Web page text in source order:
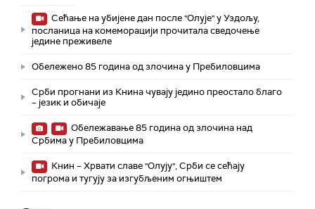
Сећање на убијене дан после "Олује" у Уздољу,
посланица на комеморацији прочитала сведочење
једине преживеле
Обележено 85 година од злочина у Пребиловцима
Срби прогнани из Книна чувају једино преостало благо
– језик и обичаје
Обележавање 85 година од злочина над
Србима у Пребиловцима
Книн – Хрвати славе "Олују", Срби се сећају
погрома и тугују за изгубљеним огњиштем